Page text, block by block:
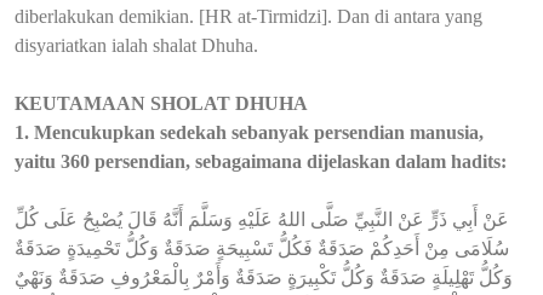
diberlakukan demikian. [HR at-Tirmidzi]. Dan di antara yang
disyariatkan ialah shalat Dhuha.
KEUTAMAAN SHOLAT DHUHA
1. Mencukupkan sedekah sebanyak persendian manusia,
yaitu 360 persendian, sebagaimana dijelaskan dalam hadits:
عَنْ أَبِي ذَرٍّ عَنْ النَّبِيِّ صَلَّى اللهُ عَلَيْهِ وَسَلَّمَ أَنَّهُ قَالَ يُصْبِحُ عَلَى كُلِّ
سُلَامَى مِنْ أَحَدِكُمْ صَدَقَةٌ فَكُلُّ تَسْبِيحَةٍ صَدَقَةٌ وَكُلُّ تَحْمِيدَةٍ صَدَقَةٌ
وَكُلُّ تَهْلِيلَةٍ صَدَقَةٌ وَكُلُّ تَكْبِيرَةٍ صَدَقَةٌ وَأَمْرٌ بِالْمَعْرُوفِ صَدَقَةٌ وَنَهْيٌ